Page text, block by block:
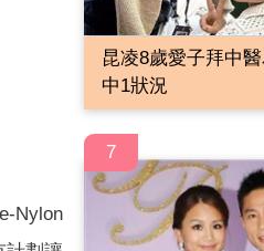
Nylon
昆凌8歲愛子拜中
中1狀況
7